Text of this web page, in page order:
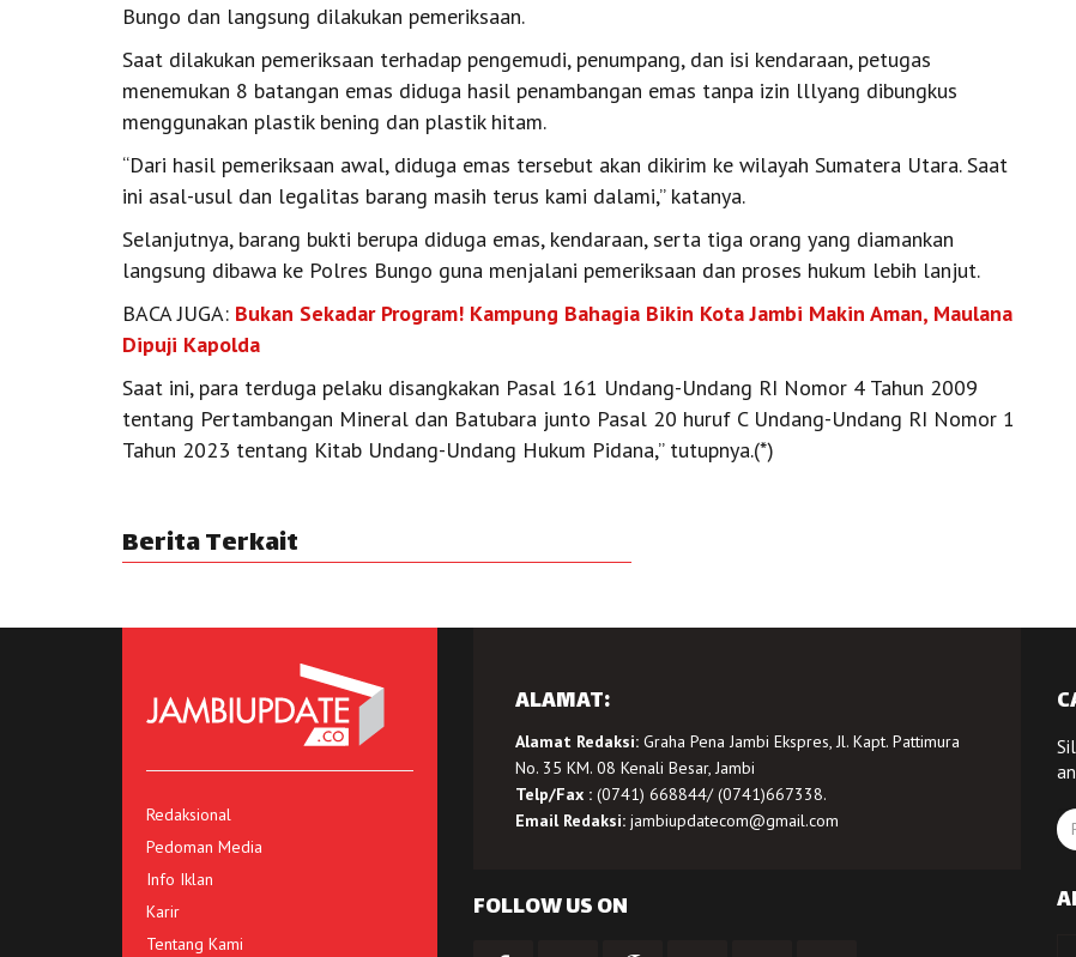
Bungo dan langsung dilakukan pemeriksaan.
Saat dilakukan pemeriksaan terhadap pengemudi, penumpang, dan isi kendaraan, petugas
menemukan 8 batangan emas diduga hasil penambangan emas tanpa izin lllyang dibungkus
menggunakan plastik bening dan plastik hitam.
“Dari hasil pemeriksaan awal, diduga emas tersebut akan dikirim ke wilayah Sumatera Utara. Saat
ini asal-usul dan legalitas barang masih terus kami dalami,” katanya.
Selanjutnya, barang bukti berupa diduga emas, kendaraan, serta tiga orang yang diamankan
langsung dibawa ke Polres Bungo guna menjalani pemeriksaan dan proses hukum lebih lanjut.
BACA JUGA: Bukan Sekadar Program! Kampung Bahagia Bikin Kota Jambi Makin Aman, Maulana
Dipuji Kapolda
Saat ini, para terduga pelaku disangkakan Pasal 161 Undang-Undang RI Nomor 4 Tahun 2009
tentang Pertambangan Mineral dan Batubara junto Pasal 20 huruf C Undang-Undang RI Nomor 1
Tahun 2023 tentang Kitab Undang-Undang Hukum Pidana,” tutupnya.(*)
Berita Terkait
Redaksional
Pedoman Media
Info Iklan
Karir
Tentang Kami
ALAMAT:
Alamat Redaksi:Graha Pena Jambi Ekspres, Jl. Kapt. Pattimura
No. 35 KM. 08 Kenali Besar, Jambi
Telp/Fax :(0741) 668844/ (0741)667338.
Email Redaksi: jambiupdatecom@gmail.com
FOLLOW US ON